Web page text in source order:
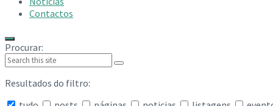
Contactos
Procurar:
Resultados do filtro: